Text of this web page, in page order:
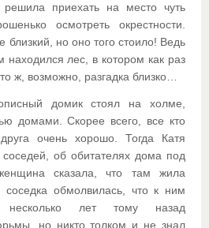
приехать на место чуть
осмотреть окрестности.
близкий, но оно того стоило! Ведь
лес, в котором как раз
ж, возможно, разгадка близко…
домик стоял на холме,
домами. Скорее всего, все кто
очень хорошо. Тогда Катя
об обитателях дома под
сказала, что там жила
обмолвилась, что к ним
лет тому назад
но никто толком и не знал